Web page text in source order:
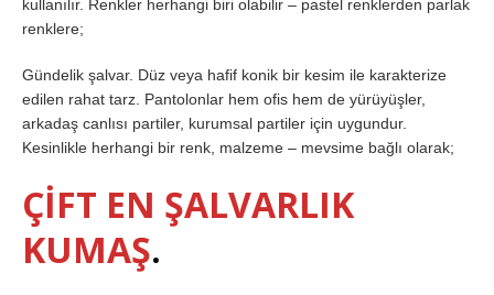
kullanılır. Renkler herhangi biri olabilir – pastel renklerden parlak
renklere;
Gündelik şalvar. Düz veya hafif konik bir kesim ile karakterize
edilen rahat tarz. Pantolonlar hem ofis hem de yürüyüşler,
arkadaş canlısı partiler, kurumsal partiler için uygundur.
Kesinlikle herhangi bir renk, malzeme – mevsime bağlı olarak;
ÇİFT EN ŞALVARLIK
KUMAŞ.